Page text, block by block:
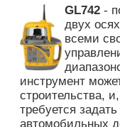
GL742 -
двух
всеми
инструмент
строительства,
требуется
автомобильных